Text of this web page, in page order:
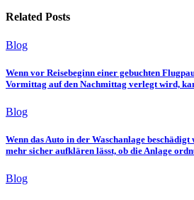
Related Posts
Blog
Wenn vor Reisebeginn einer gebuchten
Vormittag auf den Nachmittag verlegt wird,
Blog
Wenn das Auto in der Waschanlage
mehr sicher aufklären lässt, ob die Anlage
Blog